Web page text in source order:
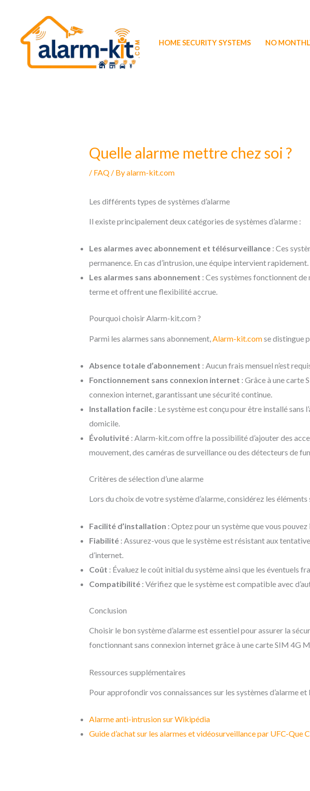
content
HOME SECURITY SYSTEMS NO
Quelle alarme mettre chez soi ?
/ FAQ/ Byalarm-kit.com
Les différents types de systèmes d’alarme
Il existe principalement deux catégories de systèmes d’alarme :
Les alarmes avec abonnement et télésurveillance: Ces
permanence. En cas d’intrusion, une équipe intervient
Les alarmes sans abonnement : Ces systèmes fonctionnent
terme et offrent une flexibilité accrue.
Pourquoi choisir Alarm-kit.com ?
Parmi les alarmes sans abonnement, Alarm-kit.comse distingue
Absence totale d’abonnement : Aucun frais mensuel n’est
Fonctionnement sans connexion internet : Grâce à une carte
connexion internet, garantissant une sécurité continue.
Installation facile: Le système est conçu pour être installé sans
domicile.
Évolutivité: Alarm-kit.com offre la possibilité d’ajouter des
mouvement, des caméras de surveillance ou des détecteurs de
Critères de sélection d’une alarme
Lors du choix de votre système d’alarme, considérez les éléments
Facilité d’installation : Optez pour un système que vous
Fiabilité: Assurez-vous que le système est résistant aux
d’internet.
Coût : Évaluez le coût initial du système ainsi que les éventuels
Compatibilité: Vérifiez que le système est compatible avec
Conclusion
Choisir le bon système d’alarme est essentiel pour assurer la
fonctionnant sans connexion internet grâce à une carte SIM 4G
Ressources supplémentaires
Pour approfondir vos connaissances sur les systèmes d’alarme
Alarme anti-intrusion sur Wikipédia
Guide d’achat sur les alarmes et vidéosurveillance par UFC-Que